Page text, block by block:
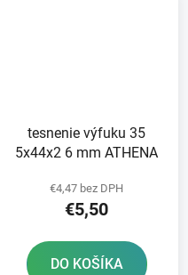
tesnenie výfuku 35
5x44x2 6 mm ATHENA
€4,47 bez DPH
€5,50
DO KOŠÍKA